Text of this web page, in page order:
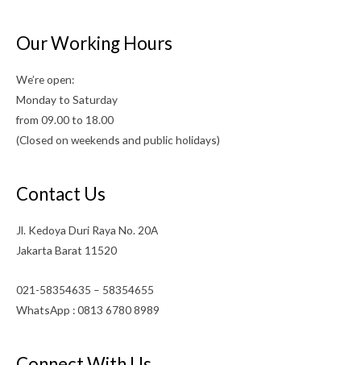
Our Working Hours
We’re open:
Monday to Saturday
from 09.00 to 18.00
(Closed on weekends and public holidays)
Contact Us
Jl. Kedoya Duri Raya No. 20A
Jakarta Barat 11520
021-58354635 – 58354655
WhatsApp : 0813 6780 8989